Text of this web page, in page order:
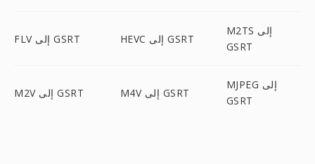
FLV إلى GSRT HEVC إلى GSRT
M2TS إلى
GSRT
M2V إلى GSRT M4V إلى GSRT
MJPEG إلى
GSRT